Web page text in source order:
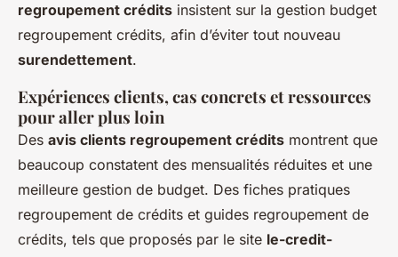
regroupement crédits insistent sur la gestion budget
regroupement crédits, afin d’éviter tout nouveau
surendettement.
Expériences clients, cas concrets et ressources
pour aller plus loin
Des avis clients regroupement crédits montrent que
beaucoup constatent des mensualités réduites et une
meilleure gestion de budget. Des fiches pratiques
regroupement de crédits et guides regroupement de
crédits, tels que proposés par le site le-credit-